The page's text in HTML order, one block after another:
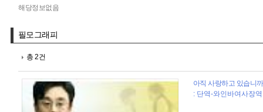
해당정보없음
필모그래피
총 2건
아직 사랑하고 있습니
: 단역-와인바여사장역